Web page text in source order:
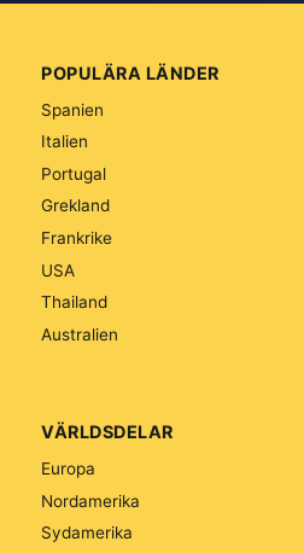
POPULÄRA LÄNDER
Spanien
Italien
Portugal
Grekland
Frankrike
USA
Thailand
Australien
VÄRLDSDELAR
Europa
Nordamerika
Sydamerika